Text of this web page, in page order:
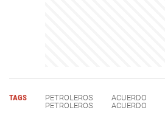
TAGS PETROLEROS ACUERDO
PETROLEROS
ACUERDO